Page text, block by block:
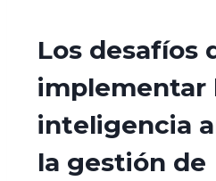
Los desafíos
implementar
inteligencia
la gestión de